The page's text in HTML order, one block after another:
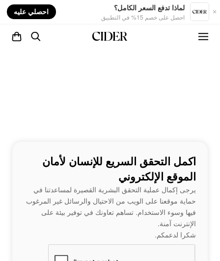
لماذا تدفع السعر الكامل؟
احصل على خصم 15% في التطبيق
احصلي عليه
اكمل التحقق السريع للإنسان لأمان
الموقع الإلكتروني
يرجى إكمال عملية التحقق البشرية القصيرة لمساعدتنا في
حماية موقعنا على الويب من الاحتيال والرسائل غير المرغوب
فيها وسوء الاستخدام. تساهم تعاونك في توفير بيئة على
الإنترنت آمنة.
شكرا لدعمكم.